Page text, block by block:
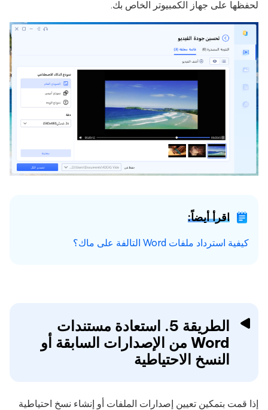
لحفظها على جهاز الكمبيوتر الخاص بك.
اقرأ أيضاً:
كيفية استرداد ملفات Word التالفة على ماك؟
الطريقة 5. استعادة مستندات
Word من الإصدارات السابقة أو
النسخ الاحتياطية
إذا قمت بتمكين تعيين إصدارات الملفات أو إنشاء نسخ احتياطية